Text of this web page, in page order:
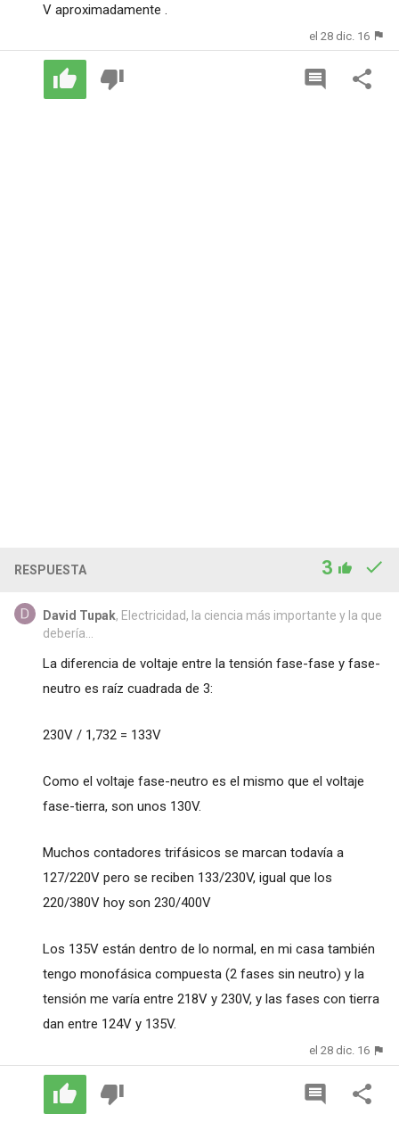
V aproximadamente .
el 28 dic. 16
RESPUESTA 3
David Tupak, Electricidad, la ciencia más importante y la que
debería...
La diferencia de voltaje entre la tensión fase-fase y fase-
neutro es raíz cuadrada de 3:
230V / 1,732 = 133V
Como el voltaje fase-neutro es el mismo que el voltaje
fase-tierra, son unos 130V.
Muchos contadores trifásicos se marcan todavía a
127/220V pero se reciben 133/230V, igual que los
220/380V hoy son 230/400V
Los 135V están dentro de lo normal, en mi casa también
tengo monofásica compuesta (2 fases sin neutro) y la
tensión me varía entre 218V y 230V, y las fases con tierra
dan entre 124V y 135V.
el 28 dic. 16